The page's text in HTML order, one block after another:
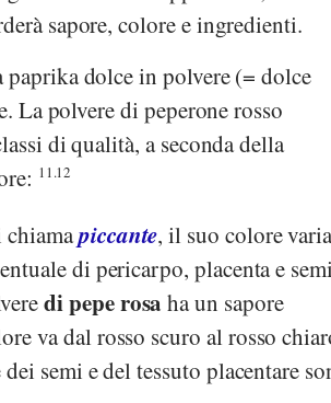
sapore, colore e ingredienti.
paprika dolce in polvere (= dolce
polvere di peperone rosso
di qualità, a seconda della
11.12
chiamapiccante, il suo colore
di pericarpo, placenta e
di pepe rosa ha un sapore
va dal rosso scuro al rosso
semi e del tessuto placentare